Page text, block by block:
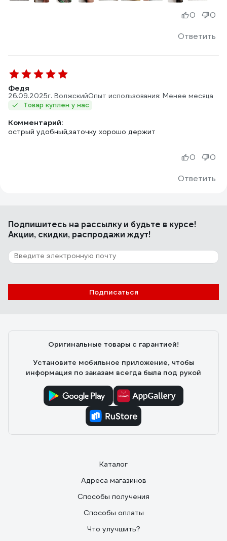
Ответить
0 0
Федя
26.09.2025г. ВолжскийОпыт использования: Менее месяца
Товар куплен у нас
Комментарий:
острый удобный,заточку хорошо держит
Ответить
0 0
Подпишитесь на рассылкуи будьте в курсе!
Акции, скидки, распродажи ждут!
Подписаться
Оригинальные товары с гарантией!
Установите мобильное приложение, чтобы
информация по заказам всегда была под рукой
Каталог
Адреса магазинов
Способы получения
Способы оплаты
Что улучшить?